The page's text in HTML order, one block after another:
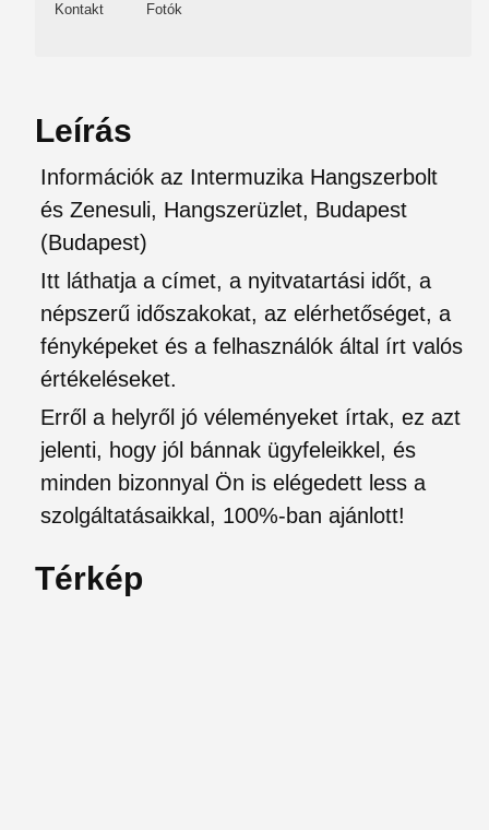
Kontakt Fotók
Leírás
Információk az Intermuzika Hangszerbolt
és Zenesuli, Hangszerüzlet, Budapest
(Budapest)
Itt láthatja a címet, a nyitvatartási időt, a
népszerű időszakokat, az elérhetőséget, a
fényképeket és a felhasználók által írt valós
értékeléseket.
Erről a helyről jó véleményeket írtak, ez azt
jelenti, hogy jól bánnak ügyfeleikkel, és
minden bizonnyal Ön is elégedett less a
szolgáltatásaikkal, 100%-ban ajánlott!
Térkép